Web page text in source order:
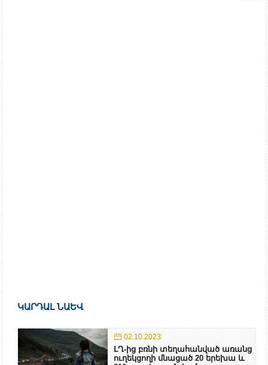
ԿԱՐԴԱԼ ՆԱԵՎ
02.10.2023
ԼՂ-ից բռնի տեղահանված առանց
ուղեկցողի մնացած 20 երեխա և